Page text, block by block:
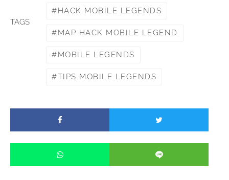
TAGS
HACK MOBILE LEGENDS
MAP HACK MOBILE LEGEND
MOBILE LEGENDS
TIPS MOBILE LEGENDS